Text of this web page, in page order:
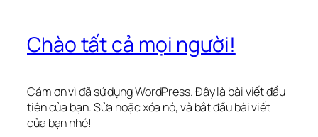
Chào tất cả mọi người!
Cảm ơn vì đã sử dụng WordPress. Đây là bài viết đầu
tiên của bạn. Sửa hoặc xóa nó, và bắt đầu bài viết
của bạn nhé!